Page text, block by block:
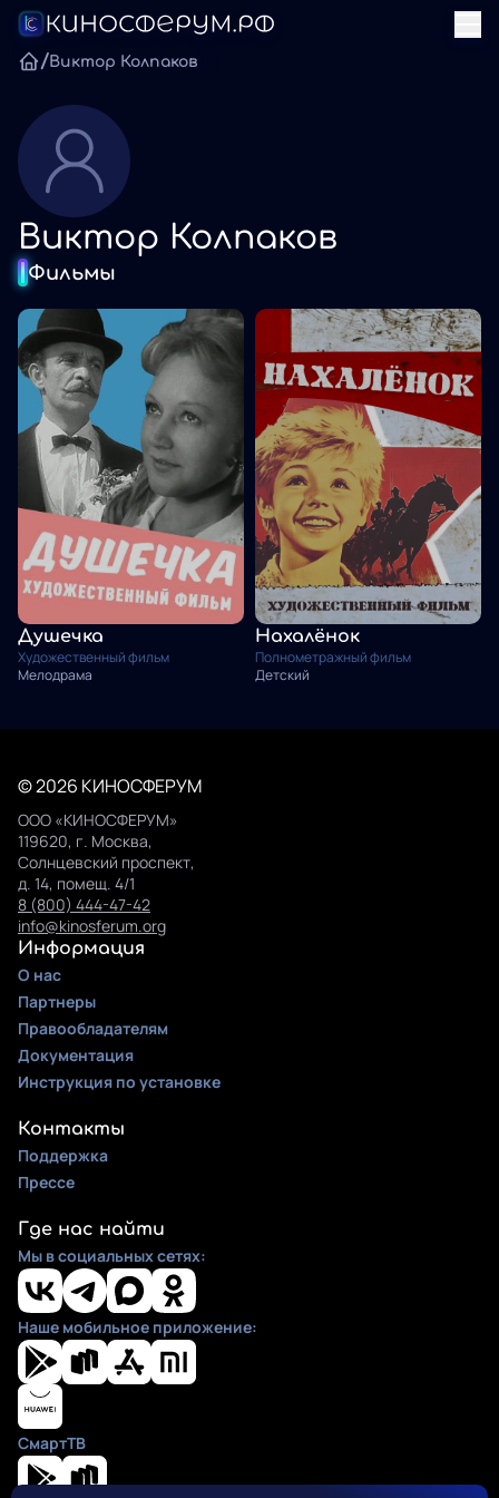
/Виктор Колпаков
Виктор Колпаков
Фильмы
Душечка
Художественный фильм
Мелодрама
Нахалёнок
Полнометражный фильм
Детский
© 2026 КИНОСФЕРУМ
ООО «КИНОСФЕРУМ»
119620, г. Москва,
Солнцевский проспект,
д. 14, помещ. 4/1
8 (800) 444-47-42
info@kinosferum.org
Информация
О нас
Партнеры
Правообладателям
Документация
Инструкция по установке
Контакты
Поддержка
Прессе
Где нас найти
Мы в социальных сетях:
Наше мобильное приложение:
СмартТВ